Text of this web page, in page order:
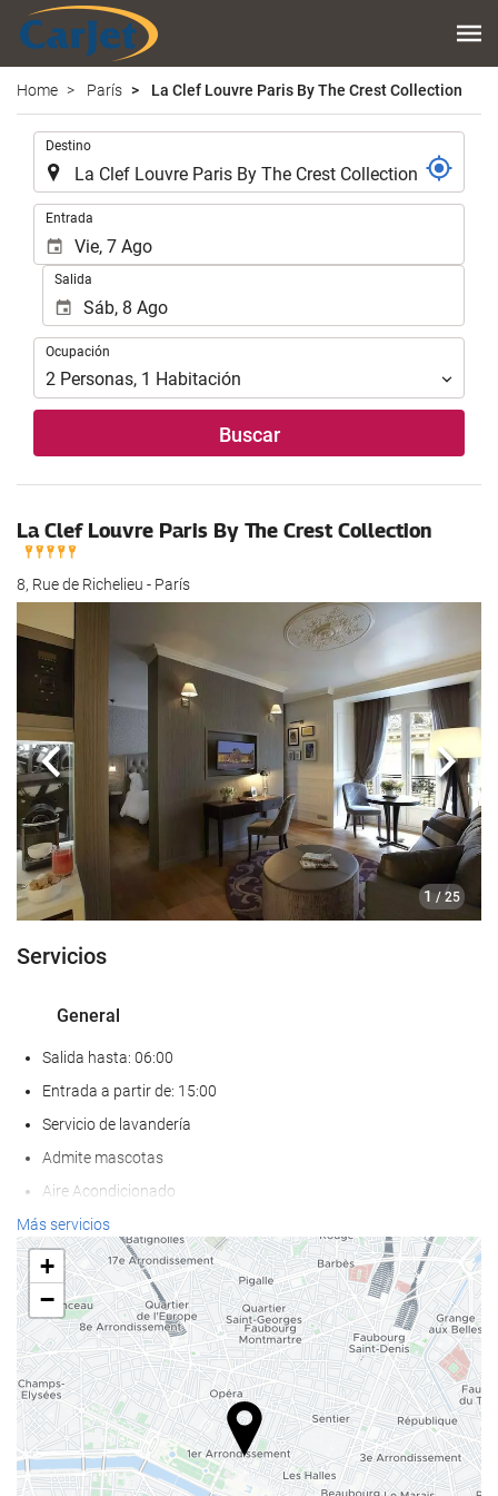
Home París La Clef Louvre Paris By The Crest Collection
Destino
Entrada
Salida
Ocupación
Ocupación
2 Personas, 1 Habitación
Buscar
La Clef Louvre Paris By The Crest Collection
8, Rue de Richelieu - París
1 / 25
Anterior
Servicios
General
Salida hasta: 06:00
Entrada a partir de: 15:00
Servicio de lavandería
Admite mascotas
Aire Acondicionado
Calefacción
Ascensor
Adaptado para personas con movilidad reducida
Habitaciones No fumadores
Hotel no fumadores
Habitaciones insonorizadas
Servicios de recepción
Recepción 24 horas
Más servicios
+
−